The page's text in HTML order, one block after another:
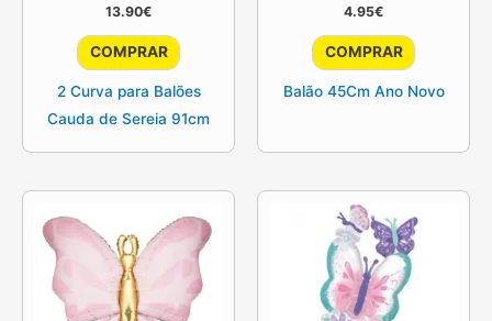
13.90€
COMPRAR
2 Curva para Balões
Cauda de Sereia 91cm
4.95€
COMPRAR
Balão 45Cm Ano Novo